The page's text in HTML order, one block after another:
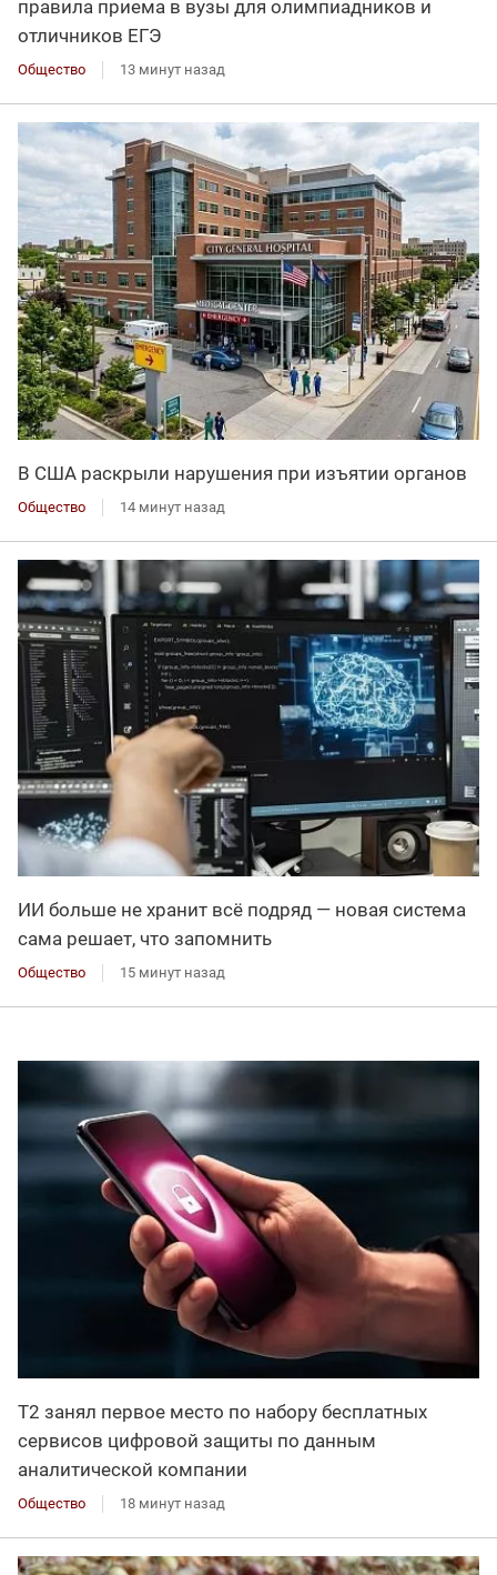
правила приема в вузы для олимпиадников и
отличников ЕГЭ
Общество 13 минут назад
В США раскрыли нарушения при изъятии органов
Общество 14 минут назад
ИИ больше не хранит всё подряд — новая система
сама решает, что запомнить
Общество 15 минут назад
Т2 занял первое место по набору бесплатных
сервисов цифровой защиты по данным
аналитической компании
Общество 18 минут назад